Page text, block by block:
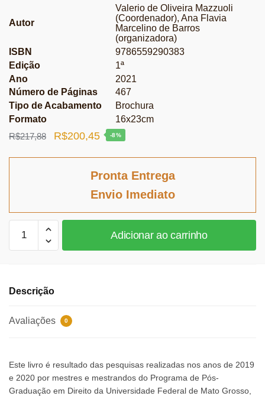
Autor
Valerio de Oliveira Mazzuoli
(Coordenador), Ana Flavia
Marcelino de Barros
(organizadora)
ISBN
9786559290383
Edição
1ª
Ano
2021
Número de Páginas
467
Tipo de Acabamento
Brochura
Formato
16x23cm
R$217,88
O
R$200,45O
atual
-8%
Pronta Entrega
Envio Imediato
internacional
e
na
quantidade
Adicionar ao carrinho
Descrição
Avaliações 0
Este livro é resultado das pesquisas realizadas nos anos de 2019
e 2020 por mestres e mestrandos do Programa de Pós-
Graduação em Direito da Universidade Federal de Mato Grosso,